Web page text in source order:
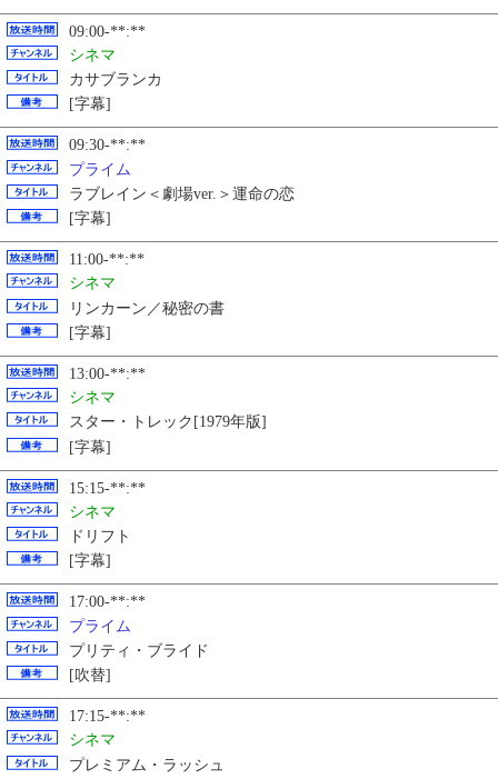
09:00-**:**
シネマ
カサブランカ
[字幕]
09:30-**:**
プライム
ラブレイン＜劇場ver.＞運命の恋
[字幕]
11:00-**:**
シネマ
リンカーン／秘密の書
[字幕]
13:00-**:**
シネマ
スター・トレック[1979年版]
[字幕]
15:15-**:**
シネマ
ドリフト
[字幕]
17:00-**:**
プライム
プリティ・ブライド
[吹替]
17:15-**:**
シネマ
プレミアム・ラッシュ